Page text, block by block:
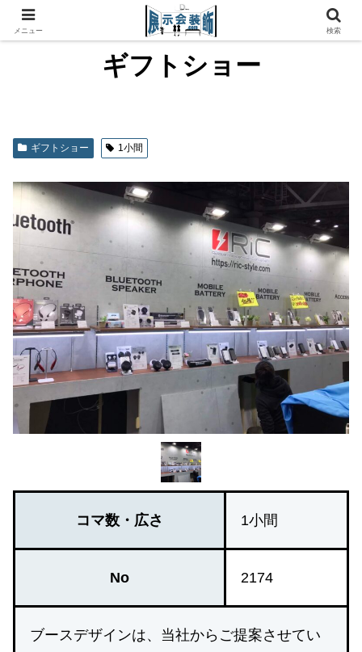
ギフトショー
ギフトショー 1小間
コマ数・広さ 1小間
No 2174
ブースデザインは、当社からご提案させてい
メニュー 検索